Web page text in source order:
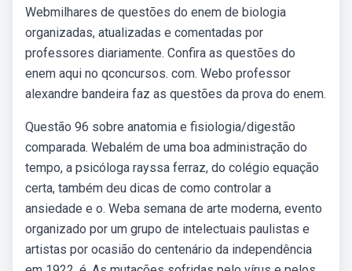
Webmilhares de questões do enem de biologia
organizadas, atualizadas e comentadas por
professores diariamente. Confira as questões do
enem aqui no qconcursos. com. Webo professor
alexandre bandeira faz as questões da prova do enem.
Questão 96 sobre anatomia e fisiologia/digestão
comparada. Webalém de uma boa administração do
tempo, a psicóloga rayssa ferraz, do colégio equação
certa, também deu dicas de como controlar a
ansiedade e o. Weba semana de arte moderna, evento
organizado por um grupo de intelectuais paulistas e
artistas por ocasião do centenário da independência